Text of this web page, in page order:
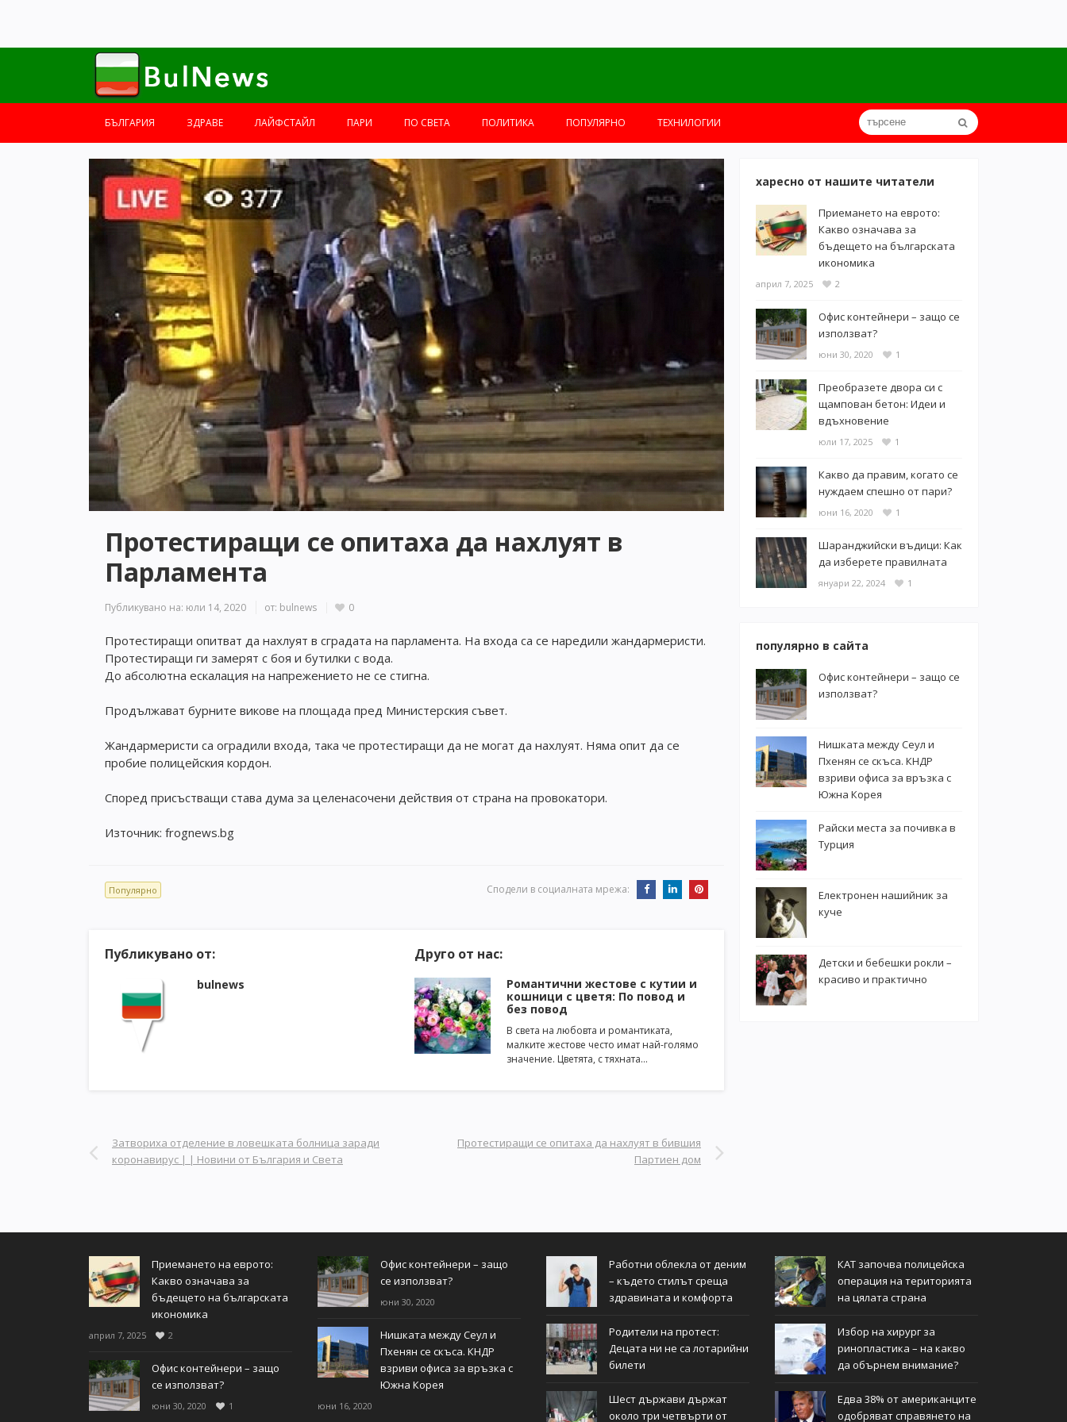
БЪЛГАРИЯ ЗДРАВЕ ЛАЙФСТАЙЛ ПАРИ ПО СВЕТА ПОЛИТИКА ПОПУЛЯРНО ТЕХНИЛОГИИ
Протестиращи се опитаха да нахлуят в
Парламента
Публикувано на: юли 14, 2020 от: bulnews 0
Протестиращи опитват да нахлуят в сградата на парламента. На входа са се наредили жандармеристи.
Протестиращи ги замерят с боя и бутилки с вода.
До абсолютна ескалация на напрежението не се стигна.
Продължават бурните викове на площада пред Министерския съвет.
Жандармеристи са оградили входа, така че протестиращи да не могат да нахлуят. Няма опит да се
пробие полицейския кордон.
Според присъстващи става дума за целенасочени действия от страна на провокатори.
Източник: frognews.bg
Популярно Сподели в социалната мрежа:
Публикувано от:
bulnews
Друго от нас:
Романтични жестове с кутии и
кошници с цветя: По повод и
без повод
В света на любовта и романтиката,
малките жестове често имат най-голямо
значение. Цветята, с тяхната…
Затвориха отделение в ловешката болница заради
коронавирус | | Новини от България и Света
Протестиращи се опитаха да нахлуят в бившия
Партиен дом
харесно от нашите читатели
Приемането на еврото:
Какво означава за
бъдещето на българската
икономика
април 7, 2025 2
Офис контейнери – защо се
използват?
юни 30, 2020 1
Преобразете двора си с
щампован бетон: Идеи и
вдъхновение
юли 17, 2025 1
Какво да правим, когато се
нуждаем спешно от пари?
юни 16, 2020 1
Шаранджийски въдици: Как
да изберете правилната
януари 22, 2024 1
популярно в сайта
Офис контейнери – защо се
използват?
Нишката между Сеул и
Пхенян се скъса. КНДР
взриви офиса за връзка с
Южна Корея
Райски места за почивка в
Турция
Електронен нашийник за
куче
Детски и бебешки рокли –
красиво и практично
Приемането на еврото:
Какво означава за
бъдещето на българската
икономика
април 7, 2025 2
Офис контейнери – защо
се използват?
юни 30, 2020 1
Офис контейнери – защо
се използват?
юни 30, 2020
Нишката между Сеул и
Пхенян се скъса. КНДР
взриви офиса за връзка с
Южна Корея
юни 16, 2020
Работни облекла от деним
– където стилът среща
здравината и комфорта
Родители на протест:
Децата ни не са лотарийни
билети
Шест държави държат
около три четвърти от
КАТ започва полицейска
операция на територията
на цялата страна
Избор на хирург за
ринопластика – на какво
да обърнем внимание?
Едва 38% от американците
одобряват справянето на